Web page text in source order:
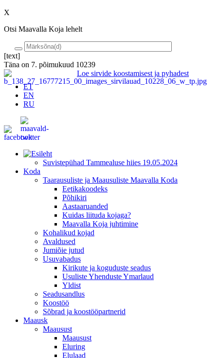
X
Otsi Maavalla Koja lehelt
[text]
Täna on 7. põimukuud 10239
Loe sirvide koostamisest ja pyhadest
ET
EN
RU
Suvistepühad Tammealuse hiies 19.05.2024
Koda
Taarausuliste ja Maausuliste Maavalla Koda
Eetikakoodeks
Põhikiri
Aastaaruanded
Kuidas liituda kojaga?
Maavalla Koja juhtimine
Kohalikud kojad
Avaldused
Jumiõie jutud
Usuvabadus
Kirikute ja koguduste seadus
Usuliste Yhenduste Ymarlaud
Yldist
Seadusandlus
Koostöö
Sõbrad ja koostööpartnerid
Maausk
Maausust
Maausust
Eluring
Elulaad